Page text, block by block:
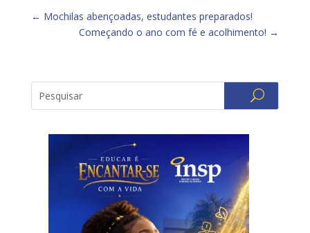
← Mochilas abençoadas, estudantes preparados!
Começando o ano com fé e acolhimento! →